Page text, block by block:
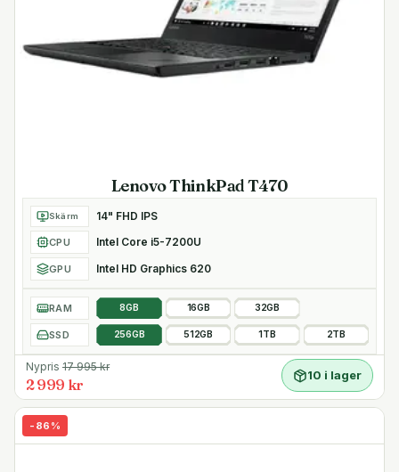
Lenovo ThinkPad T470
Skärm 14" FHD IPS
CPU Intel Core i5-7200U
GPU Intel HD Graphics 620
RAM 8GB 16GB 32GB
SSD 256GB 512GB 1TB 2TB
Nypris 17 995kr
2 999 kr
10 i lager
- 86 %